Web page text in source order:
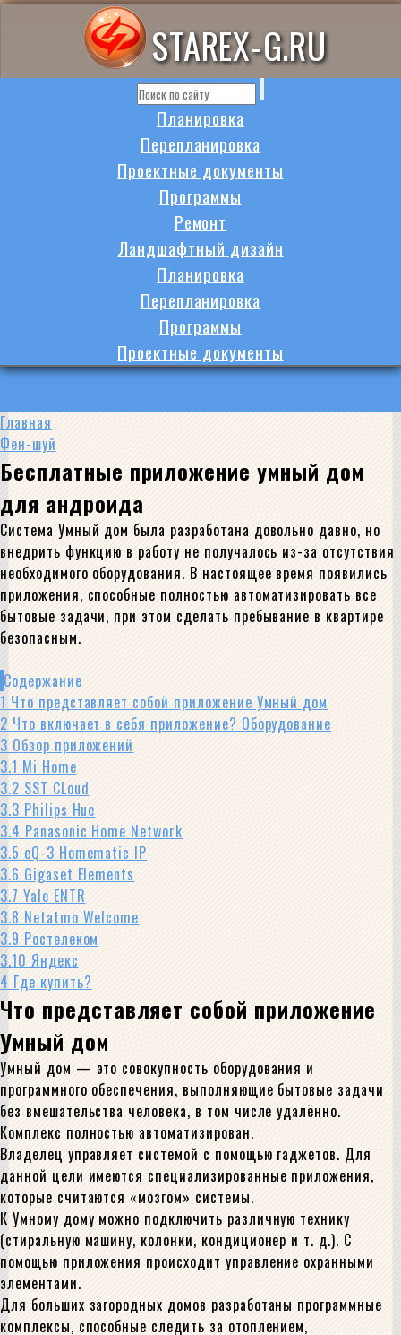
STAREX-G.RU
Планировка
Перепланировка
Проектные документы
Программы
Ремонт
Ландшафтный дизайн
Планировка
Перепланировка
Программы
Проектные документы
Главная
Фен-шуй
Бесплатные приложение умный дом
для андроида
Система Умный дом была разработана довольно давно, но
внедрить функцию в работу не получалось из-за отсутствия
необходимого оборудования. В настоящее время появились
приложения, способные полностью автоматизировать все
бытовые задачи, при этом сделать пребывание в квартире
безопасным.
Содержание
1 Что представляет собой приложение Умный дом
2 Что включает в себя приложение? Оборудование
3 Обзор приложений
3.1 Mi Home
3.2 SST CLoud
3.3 Philips Hue
3.4 Panasonic Home Network
3.5 eQ-3 Homematic IP
3.6 Gigaset Elements
3.7 Yale ENTR
3.8 Netatmo Welcome
3.9 Ростелеком
3.10 Яндекс
4 Где купить?
Что представляет собой приложение
Умный дом
Умный дом — это совокупность оборудования и
программного обеспечения, выполняющие бытовые задачи
без вмешательства человека, в том числе удалённо.
Комплекс полностью автоматизирован.
Владелец управляет системой с помощью гаджетов. Для
данной цели имеются специализированные приложения,
которые считаются «мозгом» системы.
К Умному дому можно подключить различную технику
(стиральную машину, колонки, кондиционер и т. д.). С
помощью приложения происходит управление охранными
элементами.
Для больших загородных домов разработаны программные
комплексы, способные следить за отоплением,